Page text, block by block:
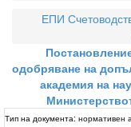
ЕПИ
одобряване на
академия на
Тип на документа: нормативен